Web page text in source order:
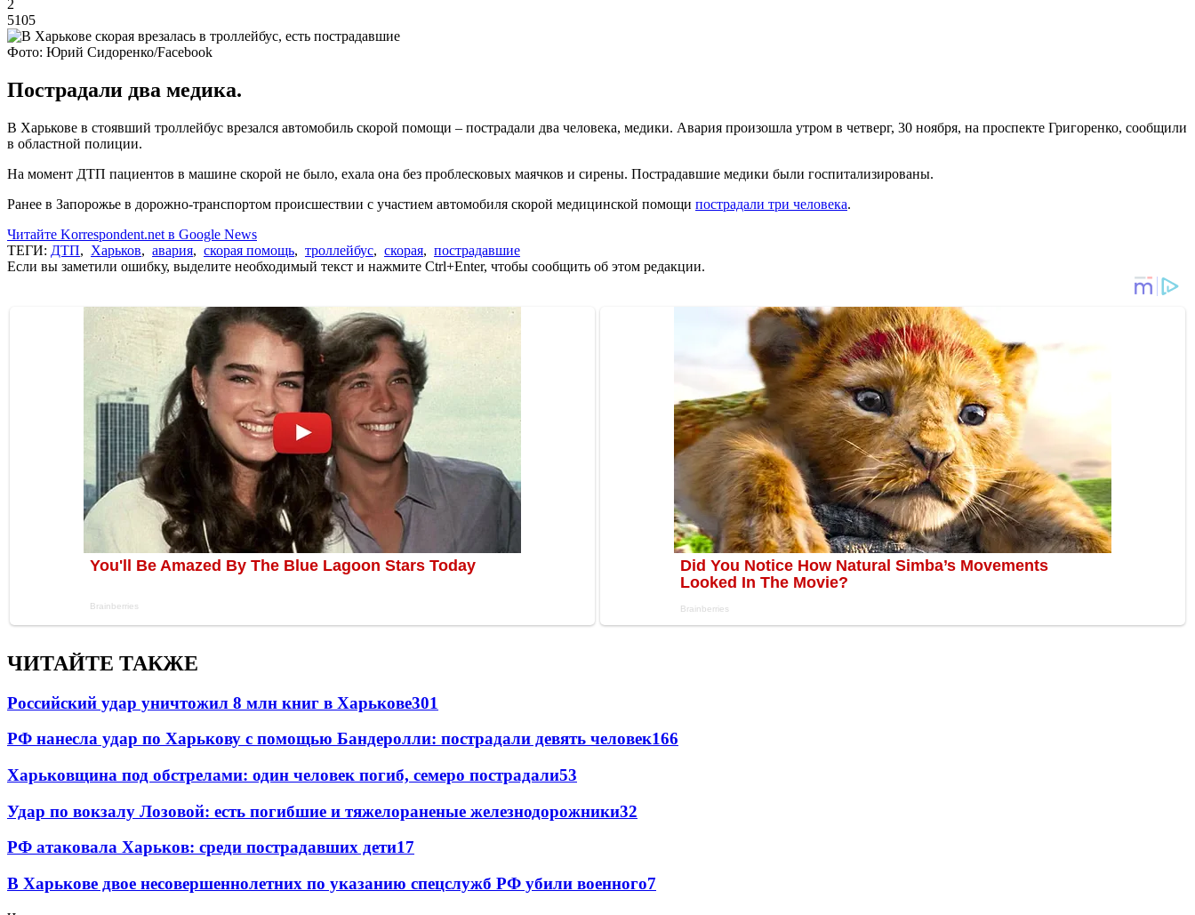
2
5105
Фото: Юрий Сидоренко/Facebook
Пострадали два медика.
В Харькове в стоявший троллейбус врезался автомобиль скорой помощи – пострадали два человека, медики. Авария произошла утром в четверг, 30 ноября, на проспекте Григоренко, сообщили
в областной полиции.
На момент ДТП пациентов в машине скорой не было, ехала она без проблесковых маячков и сирены. Пострадавшие медики были госпитализированы.
Ранее в Запорожье в дорожно-транспортом происшествии с участием автомобиля скорой медицинской помощи пострадали три человека.
Читайте Korrespondent.net в Google News
ТЕГИ: ДТП, Харьков, авария, скорая помощь, троллейбус, скорая, пострадавшие
Если вы заметили ошибку, выделите необходимый текст и нажмите Ctrl+Enter, чтобы сообщить об этом редакции.
ЧИТАЙТЕ ТАКЖЕ
Российский удар уничтожил 8 млн книг в Харькове301
РФ нанесла удар по Харькову с помощью Бандеролли: пострадали девять человек166
Харьковщина под обстрелами: один человек погиб, семеро пострадали53
Удар по вокзалу Лозовой: есть погибшие и тяжелораненые железнодорожники32
РФ атаковала Харьков: среди пострадавших дети17
В Харькове двое несовершеннолетних по указанию спецслужб РФ убили военного7